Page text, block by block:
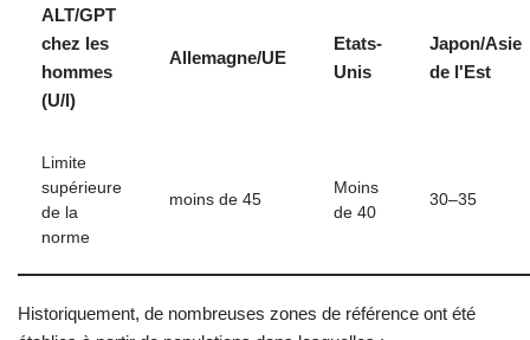
ALT/GPT
chez les
hommes
(U/l)
Allemagne/UE
Etats-
Unis
Japon/Asie
de l'Est
Limite
supérieure
de la
norme
moins de 45
Moins
de 40
30–35
Historiquement, de nombreuses zones de référence ont été